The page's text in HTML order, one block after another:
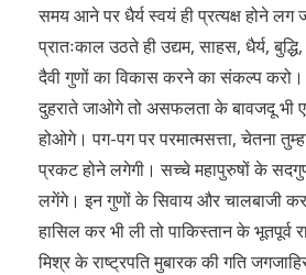
समय आने पर धैर्य स्वयं ही प्रत्यक्ष होने लग
प्रातःकाल उठते ही उद्यम, साहस, धैर्य,
दैवी गुणों का विकास करने का संकल्प
दुहराते जाओगे तो असफलता के बावजदू
होओगे। पग-पग पर परमात्मसत्ता, चेतना
प्रकट होने लगेगी। सच्चे महापुरुषों के
लगेंगे। इन गुणों के सिवाय और चालबाजी
हासिल कर भी ली तो पाकिस्तान के भूतपूर्व
मिश्र के राष्ट्रपति मुबारक की गति